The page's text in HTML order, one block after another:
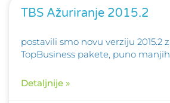
TBS Ažuriranje 2015.2
postavili smo novu verziju 2015.2
TopBusiness pakete, puno manjih
Detaljnije »